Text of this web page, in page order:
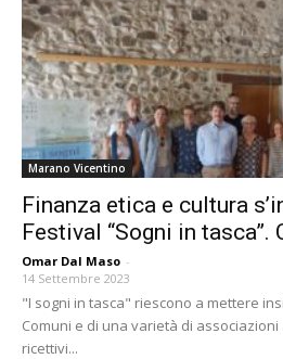
Marano Vicentino
Finanza etica e cultura
Festival “Sogni in tasca”.
Omar Dal Maso -
14 Settembre 2023
"I sogni in tasca" riescono a mettere
Comuni e di una varietà di
ricettivi...